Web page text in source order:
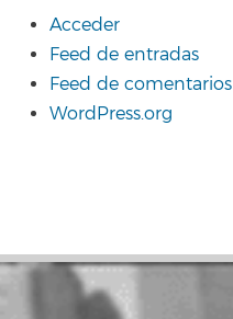
Acceder
Feed de entradas
Feed de comentarios
WordPress.org